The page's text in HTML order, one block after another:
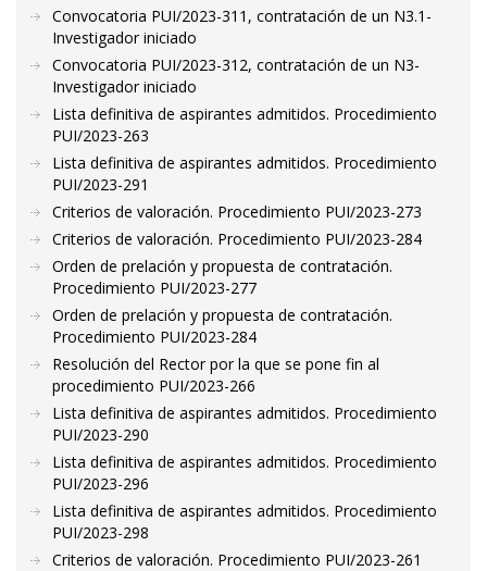
Convocatoria PUI/2023-311, contratación de un N3.1-
Investigador iniciado
Convocatoria PUI/2023-312, contratación de un N3-
Investigador iniciado
Lista definitiva de aspirantes admitidos. Procedimiento
PUI/2023-263
Lista definitiva de aspirantes admitidos. Procedimiento
PUI/2023-291
Criterios de valoración. Procedimiento PUI/2023-273
Criterios de valoración. Procedimiento PUI/2023-284
Orden de prelación y propuesta de contratación.
Procedimiento PUI/2023-277
Orden de prelación y propuesta de contratación.
Procedimiento PUI/2023-284
Resolución del Rector por la que se pone fin al
procedimiento PUI/2023-266
Lista definitiva de aspirantes admitidos. Procedimiento
PUI/2023-290
Lista definitiva de aspirantes admitidos. Procedimiento
PUI/2023-296
Lista definitiva de aspirantes admitidos. Procedimiento
PUI/2023-298
Criterios de valoración. Procedimiento PUI/2023-261